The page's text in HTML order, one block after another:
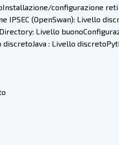
configurazione
IPSEC (OpenSwan): Livello
Livello
: Livello